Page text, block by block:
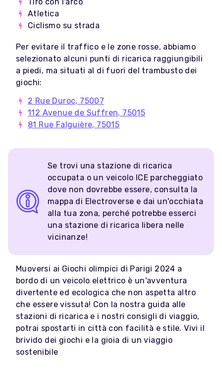
Atletica
Ciclismo su strada
Per evitare il traffico e le zone rosse, abbiamo
selezionato alcuni punti di ricarica raggiungibili
a piedi, ma situati al di fuori del trambusto dei
giochi:
2 Rue Duroc, 75007
112 Avenue de Suffren, 75015
81 Rue Falguière, 75015
Se trovi una stazione di ricarica
occupata o un veicolo ICE parcheggiato
dove non dovrebbe essere, consulta la
mappa di Electroverse e dai un'occhiata
alla tua zona, perché potrebbe esserci
una stazione di ricarica libera nelle
vicinanze!
Muoversi ai Giochi olimpici di Parigi 2024 a
bordo di un veicolo elettrico è un'avventura
divertente ed ecologica che non aspetta altro
che essere vissuta! Con la nostra guida alle
stazioni di ricarica e i nostri consigli di viaggio,
potrai spostarti in città con facilità e stile. Vivi il
brivido dei giochi e la gioia di un viaggio
sostenibile